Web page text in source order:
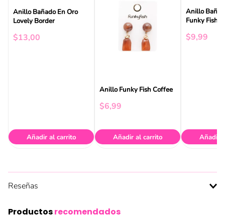
Anillo Bañado En Oro
Lovely Border
$13,00
Añadir al carrito
Anillo Funky Fish Coffee
$6,99
Añadir al carrito
Anillo
Funky Fish
$9,99
Añadir
Reseñas
Productosrecomendados